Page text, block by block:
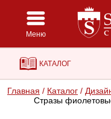
Меню
КАТАЛОГ
Главная / Каталог /
Стразы